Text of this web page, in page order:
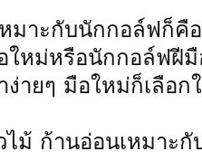
มาะกับนักกอล์ฟก็คือ
หม่หรือนักกอล์ฟฝี
ายๆ มือใหม่ก็เลือก
ม้ ก้านอ่อนเหมาะ